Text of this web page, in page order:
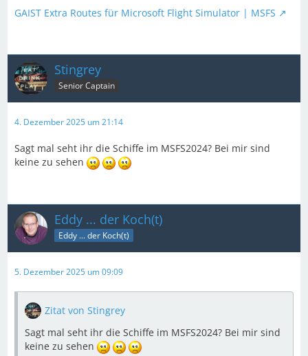
GAIST Extra Routes für Microsoft Flight Simulator | MSFS
Stingrey
Senior Captain
4. Dezember 2025 um 21:14
Sagt mal seht ihr die Schiffe im MSFS2024? Bei mir sind
keine zu sehen
Eddy ... der Koch(t)
Eddy ... der Koch(t)
5. Dezember 2025 um 09:09
Zitat von Stingrey
Sagt mal seht ihr die Schiffe im MSFS2024? Bei mir sind
keine zu sehen